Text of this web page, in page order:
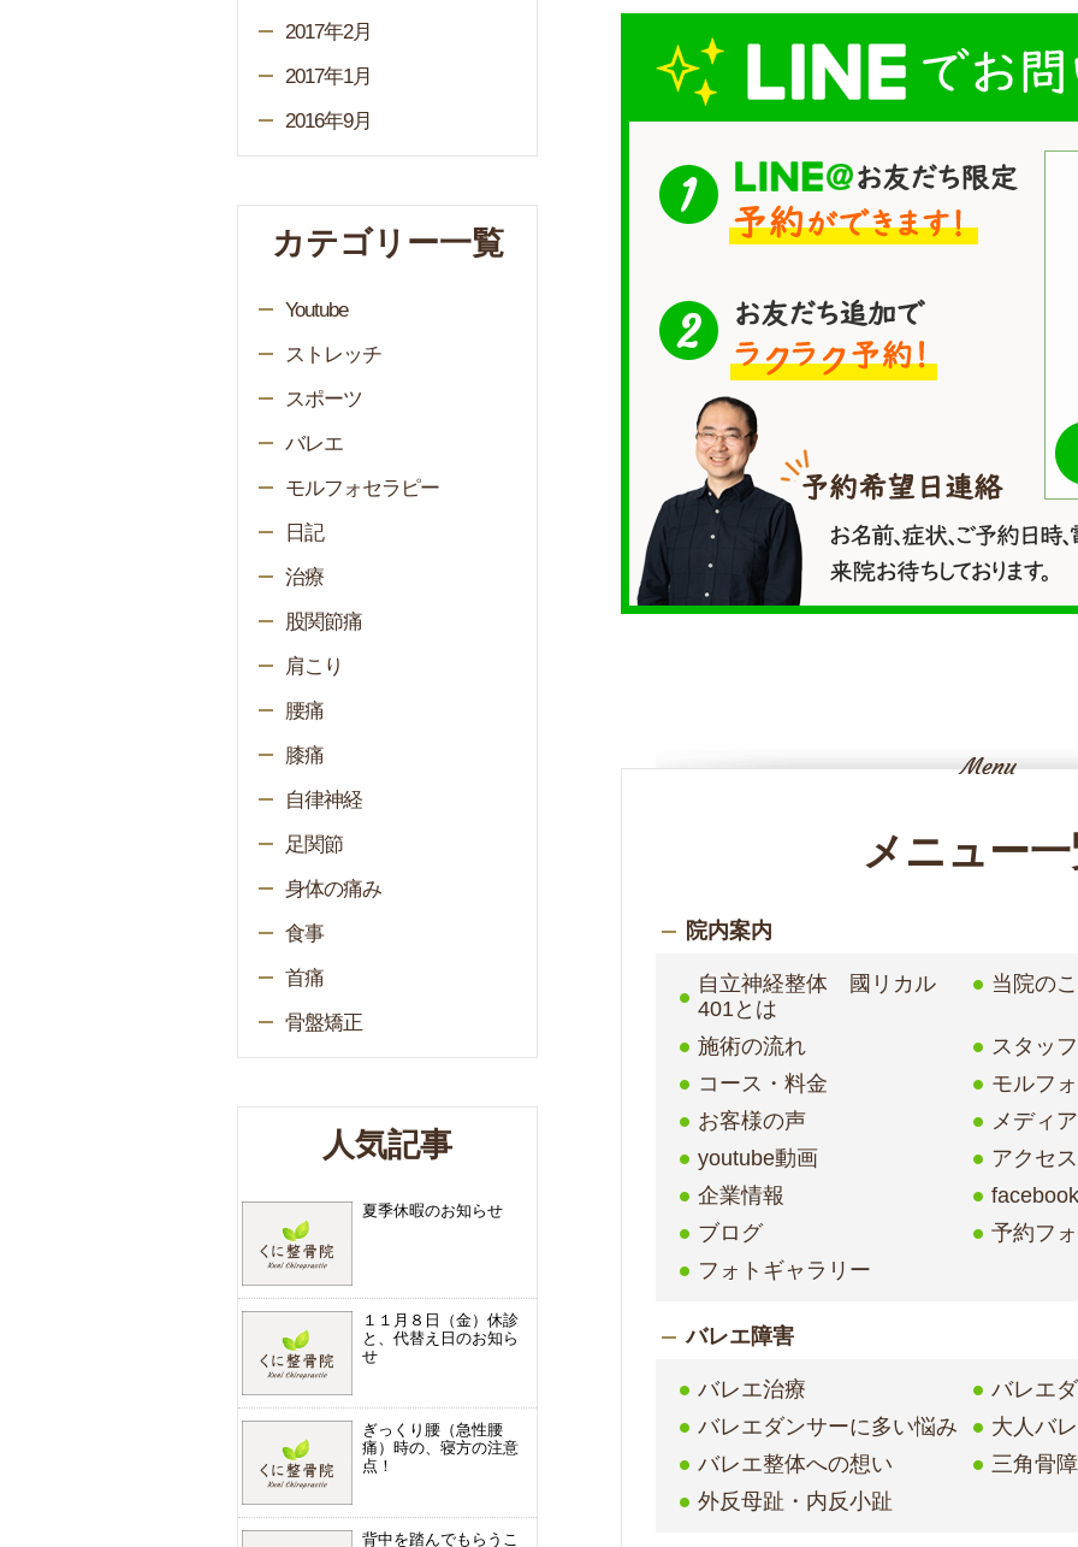
メニュー
院内案内
自立神経整体 國リカル
401とは
当院の
施術の流れ
スタッ
コース・料金
モルフ
お客様の声
メディ
youtube動画
アクセス
企業情報
ブログ
予約フ
フォトギャラリー
バレエ障害
バレエ治療
バレエ
バレエダンサーに多い悩み
大人バ
バレエ整体への想い
三角骨
外反母趾・内反小趾
2017年2月
2017年1月
2016年9月
カテゴリー一覧
Youtube
ストレッチ
スポーツ
バレエ
モルフォセラピー
日記
治療
股関節痛
肩こり
腰痛
膝痛
自律神経
足関節
身体の痛み
食事
首痛
骨盤矯正
人気記事
夏季休暇のお知らせ
１１月８日（金）休診
と、代替え日のお知ら
せ
ぎっくり腰（急性腰
痛）時の、寝方の注意
点！
背中を踏んでもらうこ